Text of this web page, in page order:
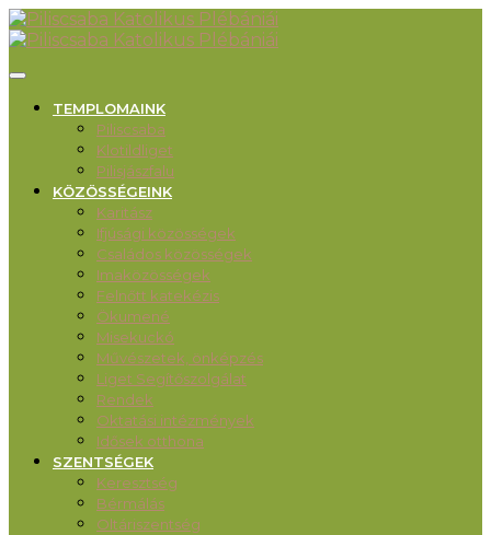
TEMPLOMAINK
Piliscsaba
Klotildliget
Pilisjászfalu
KÖZÖSSÉGEINK
Karitász
Ifjúsági közösségek
Családos közösségek
Imaközösségek
Felnőtt katekézis
Ökumené
Misekuckó
Művészetek, önképzés
Liget Segítőszolgálat
Rendek
Oktatási intézmények
Idősek otthona
SZENTSÉGEK
Keresztség
Bérmálás
Oltáriszentség